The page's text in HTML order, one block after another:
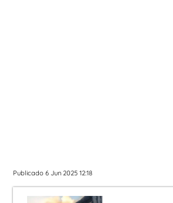
Publicado 6 Jun 2025 12:18